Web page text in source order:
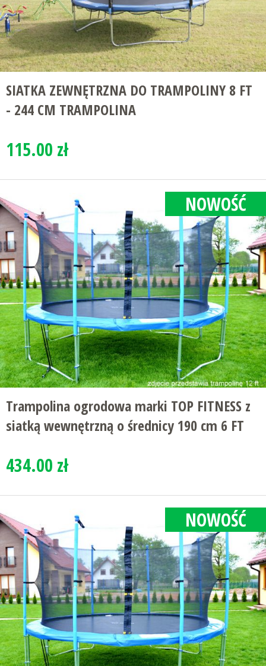
SIATKA ZEWNĘTRZNA DO TRAMPOLINY 8 FT
- 244 CM TRAMPOLINA
115.00 zł
NOWOŚĆ
Trampolina ogrodowa marki TOP FITNESS z
siatką wewnętrzną o średnicy 190 cm 6 FT
434.00 zł
NOWOŚĆ